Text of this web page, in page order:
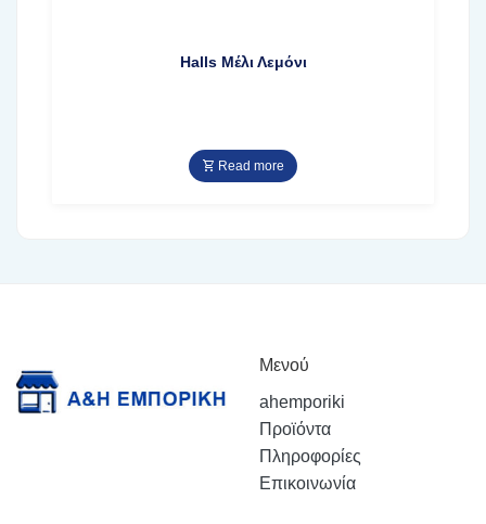
Halls Μέλι Λεμόνι
Read more
Μενού
ahemporiki
Προϊόντα
Πληροφορίες
Επικοινωνία